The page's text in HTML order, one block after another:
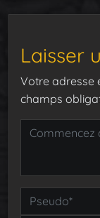
Laisser
Votre adresse
champs